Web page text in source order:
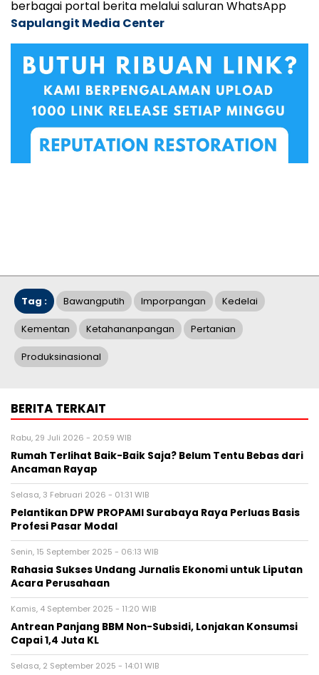
berbagai portal berita melalui saluran WhatsApp
Sapulangit Media Center
Tag : Bawangputih Imporpangan Kedelai
Kementan Ketahananpangan Pertanian
Produksinasional
BERITA TERKAIT
Rabu, 29 Juli 2026 - 20:59 WIB
Rumah Terlihat Baik-Baik Saja? Belum Tentu Bebas dari
Ancaman Rayap
Selasa, 3 Februari 2026 - 01:31 WIB
Pelantikan DPW PROPAMI Surabaya Raya Perluas Basis
Profesi Pasar Modal
Senin, 15 September 2025 - 06:13 WIB
Rahasia Sukses Undang Jurnalis Ekonomi untuk Liputan
Acara Perusahaan
Kamis, 4 September 2025 - 11:20 WIB
Antrean Panjang BBM Non-Subsidi, Lonjakan Konsumsi
Capai 1,4 Juta KL
Selasa, 2 September 2025 - 14:01 WIB